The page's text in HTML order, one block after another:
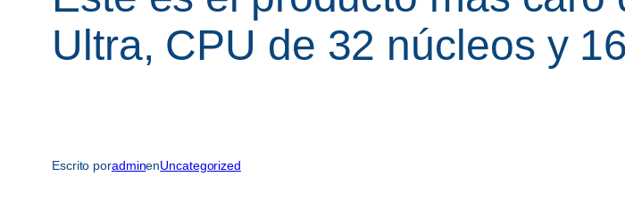
Ultra, CPU de 32 núcleos y
Escrito poradminenUncategorized